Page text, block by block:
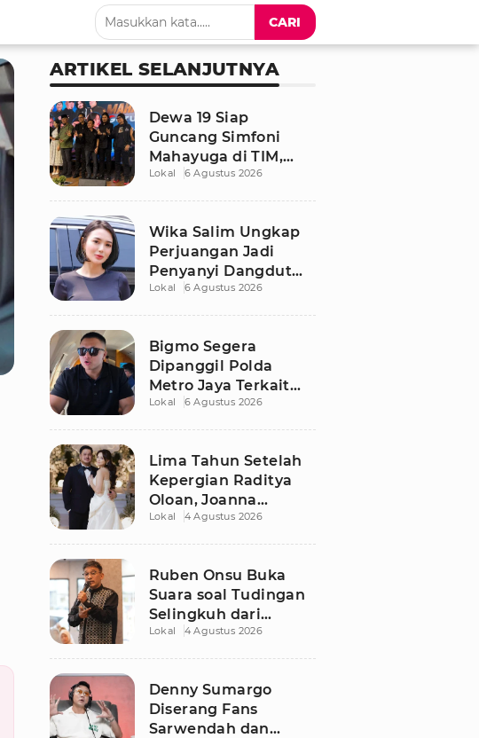
CARI
ARTIKEL SELANJUTNYA
Dewa 19 Siap
Guncang Simfoni
Mahayuga di TIM,
Bawakan Lagu
Lokal 6 Agustus 2026
Wika Salim Ungkap
Perjuangan Jadi
Penyanyi Dangdut
Sejak SMP, Pernah
Lokal 6 Agustus 2026
Bigmo Segera
Dipanggil Polda
Metro Jaya Terkait
Dugaan Libatkan
Lokal 6 Agustus 2026
Lima Tahun Setelah
Kepergian Raditya
Oloan, Joanna
Alexandra Kembali
Lokal 4 Agustus 2026
Ruben Onsu Buka
Suara soal Tudingan
Selingkuh dari
Sarwendah
Lokal 4 Agustus 2026
Denny Sumargo
Diserang Fans
Sarwendah dan